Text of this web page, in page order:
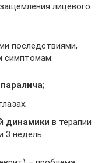
лицевого
последствиями,
симптомам:
паралича;
динамики в терапии
3 недель.